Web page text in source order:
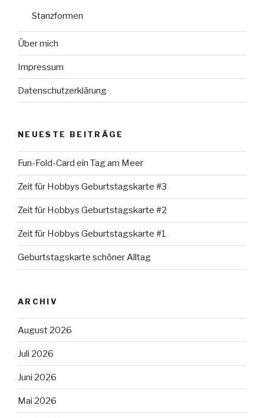
Stanzformen
Über mich
Impressum
Datenschutzerklärung
NEUESTE BEITRÄGE
Fun-Fold-Card ein Tag am Meer
Zeit für Hobbys Geburtstagskarte #3
Zeit für Hobbys Geburtstagskarte #2
Zeit für Hobbys Geburtstagskarte #1
Geburtstagskarte schöner Alltag
ARCHIV
August 2026
Juli 2026
Juni 2026
Mai 2026